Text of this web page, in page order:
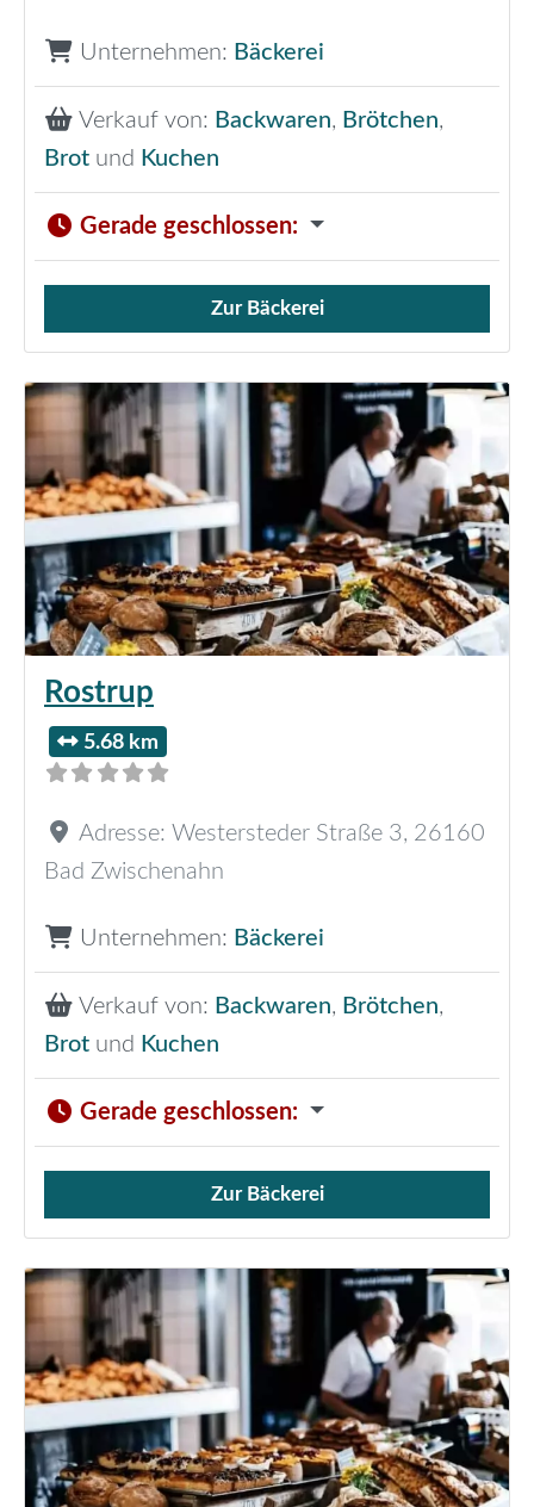
Unternehmen: Bäckerei
Verkauf von: Backwaren, Brötchen,
Brot und Kuchen
Gerade geschlossen:
Verkauf von Brötchen,
Zur Bäckerei
Rostrup
5.68 km
Adresse: Westersteder Straße 3, 26160
Bad Zwischenahn
Unternehmen: Bäckerei
Verkauf von: Backwaren, Brötchen,
Brot und Kuchen
Gerade geschlossen:
Verkauf von Brötchen,
Zur Bäckerei